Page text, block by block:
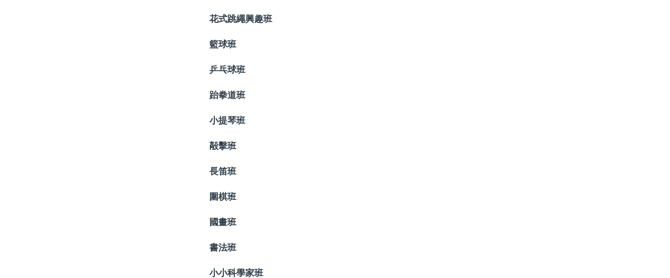
花式跳繩興趣班
籃球班
乒乓球班
跆拳道班
小提琴班
毃擊班
長笛班
圍棋班
國畫班
書法班
小小科學家班